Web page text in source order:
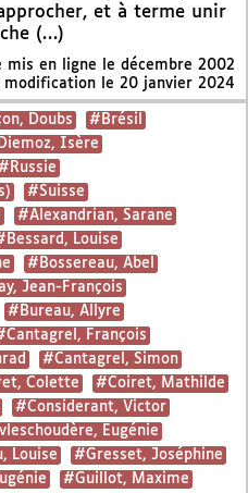
et à terme unir
(…)
mis en ligne le décembre 2002
modification le 20 janvier 2024
Doubs
#Brésil
Isère
#Suisse
#Alexandrian, Sarane
Louise
#Bossereau, Abel
Jean-François
#Bureau, Allyre
François
#Cantagrel, Simon
Colette
#Coiret, Mathilde
#Considerant, Victor
Eugénie
Louise
#Gresset, Joséphine
#Guillot, Maxime